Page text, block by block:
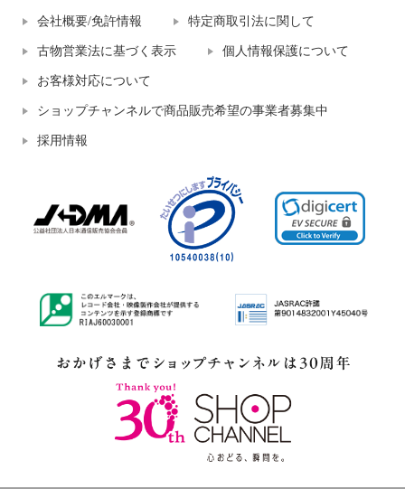
会社概要/免許情報 特定商取引法に関して
古物営業法に基づく表示 個人情報保護について
お客様対応について
ショップチャンネルで商品販売希望の事業者募集中
採用情報